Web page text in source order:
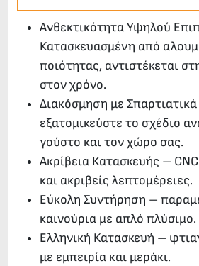
Ανθεκτικότητα Υψηλού
Κατασκευασμένη από
ποιότητας, αντιστέκεται
στον χρόνο.
Διακόσμηση με
εξατομικεύστε το σχέδιο
γούστο και τον χώρο σας.
Ακρίβεια Κατασκευής –
και ακριβείς λεπτομέρειες.
Εύκολη Συντήρηση –
καινούρια με απλό πλύσιμο.
Ελληνική Κατασκευή –
με εμπειρία και μεράκι.